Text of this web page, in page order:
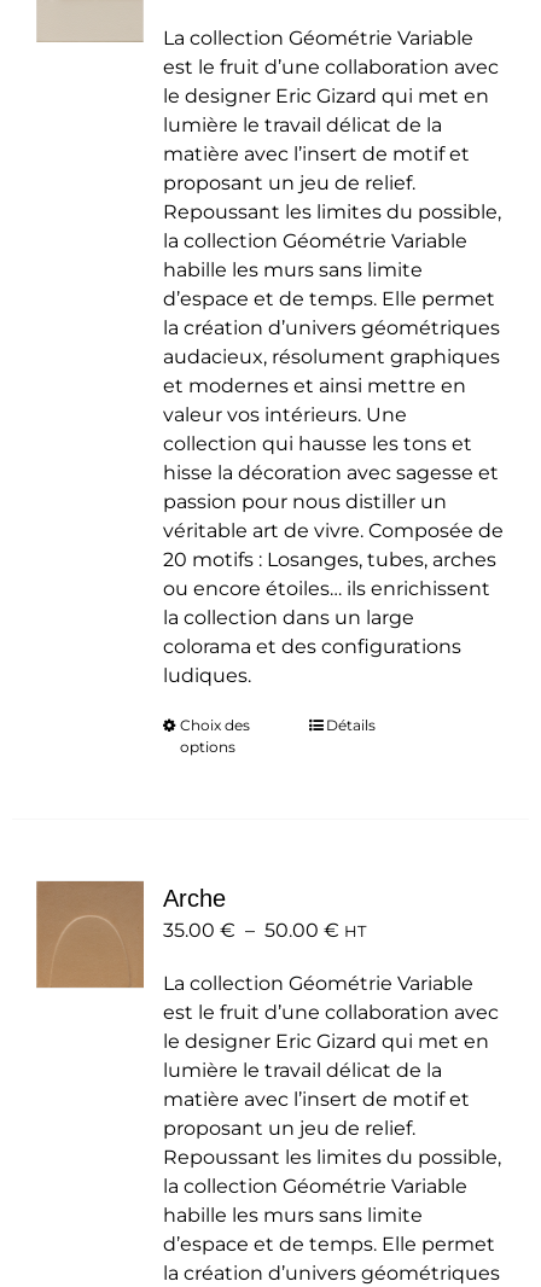
choisies
sur
la
page
du
produit
prix :
35.00 €
à
50.00 €
La collection Géométrie Variable
est le fruit d’une collaboration avec
le designer Eric Gizard qui met en
lumière le travail délicat de la
matière avec l’insert de motif et
proposant un jeu de relief.
Repoussant les limites du possible,
la collection Géométrie Variable
habille les murs sans limite
d’espace et de temps. Elle permet
la création d’univers géométriques
audacieux, résolument graphiques
et modernes et ainsi mettre en
valeur vos intérieurs. Une
collection qui hausse les tons et
hisse la décoration avec sagesse et
passion pour nous distiller un
véritable art de vivre. Composée de
20 motifs : Losanges, tubes, arches
ou encore étoiles… ils enrichissent
la collection dans un large
colorama et des configurations
ludiques.
Choix des
options
Ce
peuvent
choisies
sur
la
page
du
produit
Détails
Arche
35.00 € – 50.00 €Plage
prix :
35.00 €
à
50.00 €
HT
La collection Géométrie Variable
est le fruit d’une collaboration avec
le designer Eric Gizard qui met en
lumière le travail délicat de la
matière avec l’insert de motif et
proposant un jeu de relief.
Repoussant les limites du possible,
la collection Géométrie Variable
habille les murs sans limite
d’espace et de temps. Elle permet
la création d’univers géométriques